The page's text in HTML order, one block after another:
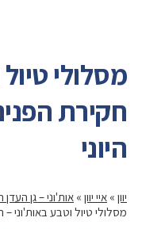
מסלולי
חקירת
היוני
יוון » איי יוון » אות'וני – גן
מסלולי טיול וטבע באות'וני –